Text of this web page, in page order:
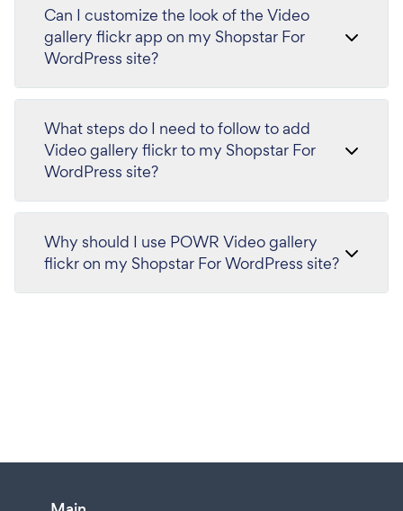
Can I customize the look of the Video
gallery flickr app on my Shopstar For
WordPress site?
What steps do I need to follow to add
Video gallery flickr to my Shopstar For
WordPress site?
Why should I use POWR Video gallery
flickr on my Shopstar For WordPress site?